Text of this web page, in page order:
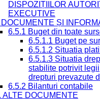
DISPOZIȚIILOR
EXECUTIVE
ȘI
6.5.1 Buget din toate
6.5.1.1 Buget pe
6.5.1.2 Situatia
6.5.1.3 Situatia
stabilite potrivit
drepturi prevazute
6.5.2 Bilanturi contabile
ALTE DOCUMENTE